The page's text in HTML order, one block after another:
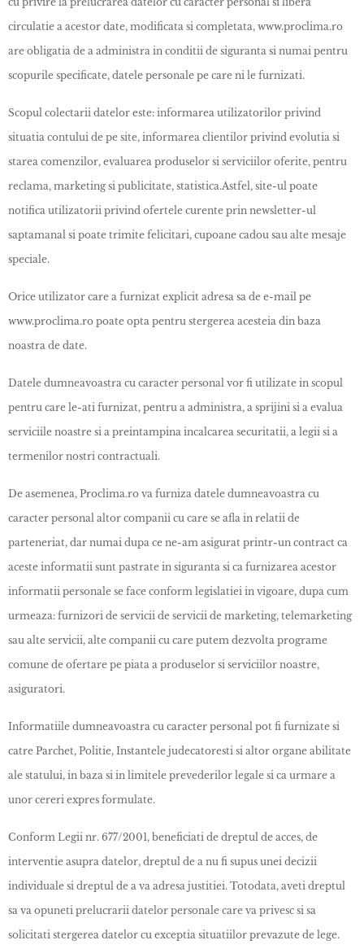
circulatie a acestor date, modificata si completata, www.proclima.ro
are obligatia de a administra in conditii de siguranta si numai pentru
scopurile specificate, datele personale pe care ni le furnizati.
Scopul colectarii datelor este: informarea utilizatorilor privind
situatia contului de pe site, informarea clientilor privind evolutia si
starea comenzilor, evaluarea produselor si serviciilor oferite, pentru
reclama, marketing si publicitate, statistica.Astfel, site-ul poate
notifica utilizatorii privind ofertele curente prin newsletter-ul
saptamanal si poate trimite felicitari, cupoane cadou sau alte mesaje
speciale.
Orice utilizator care a furnizat explicit adresa sa de e-mail pe
www.proclima.ro poate opta pentru stergerea acesteia din baza
noastra de date.
Datele dumneavoastra cu caracter personal vor fi utilizate in scopul
pentru care le-ati furnizat, pentru a administra, a sprijini si a evalua
serviciile noastre si a preintampina incalcarea securitatii, a legii si a
termenilor nostri contractuali.
De asemenea, Proclima.ro va furniza datele dumneavoastra cu
caracter personal altor companii cu care se afla in relatii de
parteneriat, dar numai dupa ce ne-am asigurat printr-un contract ca
aceste informatii sunt pastrate in siguranta si ca furnizarea acestor
informatii personale se face conform legislatiei in vigoare, dupa cum
urmeaza: furnizori de servicii de servicii de marketing, telemarketing
sau alte servicii, alte companii cu care putem dezvolta programe
comune de ofertare pe piata a produselor si serviciilor noastre,
asiguratori.
Informatiile dumneavoastra cu caracter personal pot fi furnizate si
catre Parchet, Politie, Instantele judecatoresti si altor organe abilitate
ale statului, in baza si in limitele prevederilor legale si ca urmare a
unor cereri expres formulate.
Conform Legii nr. 677/2001, beneficiati de dreptul de acces, de
interventie asupra datelor, dreptul de a nu fi supus unei decizii
individuale si dreptul de a va adresa justitiei. Totodata, aveti dreptul
sa va opuneti prelucrarii datelor personale care va privesc si sa
solicitati stergerea datelor cu exceptia situatiilor prevazute de lege.